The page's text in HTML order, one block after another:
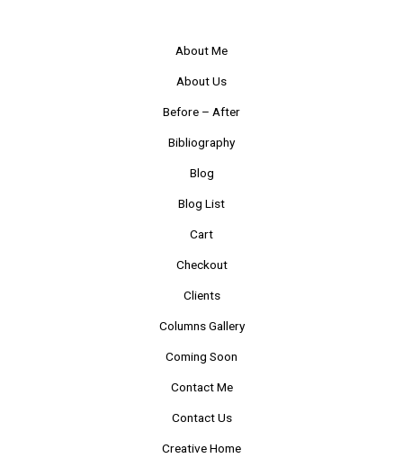
About Me
About Us
Before – After
Bibliography
Blog
Blog List
Cart
Checkout
Clients
Columns Gallery
Coming Soon
Contact Me
Contact Us
Creative Home